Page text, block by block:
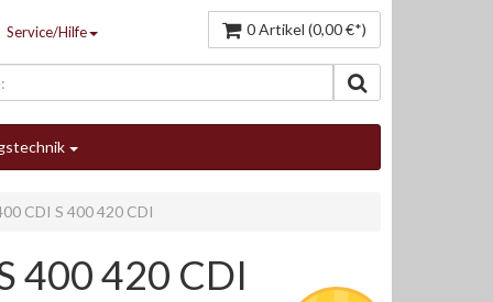
Service/Hilfe 0 Artikel (0,00 €*)
CDI S 400 420 CDI
400 420 CDI